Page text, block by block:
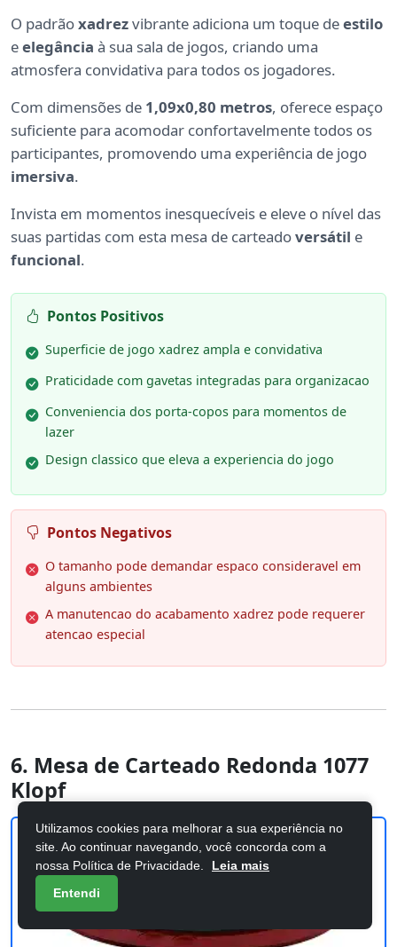
O padrãoxadrezvibrante adiciona um toque deestilo
eelegância à sua sala de jogos, criando uma
atmosfera convidativa para todos os jogadores.
Com dimensões de 1,09x0,80 metros, oferece espaço
suficiente para acomodar confortavelmente todos os
participantes, promovendo uma experiência de jogo
imersiva.
Invista em momentos inesquecíveis e eleve o nível das
suas partidas com esta mesa de carteadoversátil e
funcional.
Pontos Positivos
Superficie de jogo xadrez ampla e convidativa
Praticidade com gavetas integradas para organizacao
Conveniencia dos porta-copos para momentos de
lazer
Design classico que eleva a experiencia do jogo
Pontos Negativos
O tamanho pode demandar espaco consideravel em
alguns ambientes
A manutencao do acabamento xadrez pode requerer
atencao especial
6. Mesa de Carteado Redonda 1077
Klopf
Utilizamos cookies para melhorar a sua experiência no
site. Ao continuar navegando, você concorda com a
nossa Política de Privacidade.
Leia mais
Entendi